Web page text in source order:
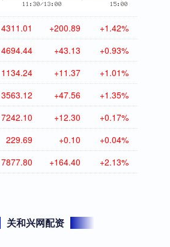
+200.89 +1.42%
4694.44 +43.13 +0.93%
1134.24 +11.37 +1.01%
3563.12 +47.56 +1.35%
7242.10 +12.30 +0.17%
229.69 +0.10 +0.04%
7877.80 +164.40 +2.13%
关和兴网配资